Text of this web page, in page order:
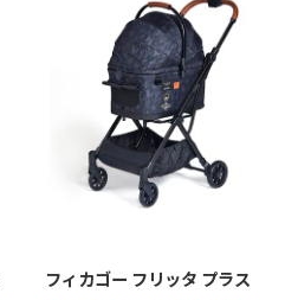
フィカゴー フリッタ プラス